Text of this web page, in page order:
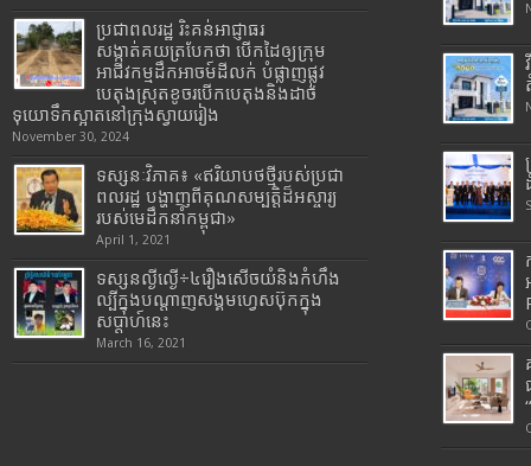
ប្រជាពលរដ្ឋ រិះគន់អាជ្ញាធរ
សង្កាត់គយត្របែកថា បើកដៃឲ្យក្រុម
អាជីវកម្មដឹកអាចម៍ដីលក់ បំផ្លាញផ្លូវ
បេតុងស្រុតខូចរបើកបេតុងនិងដាច់
ទុយោទឹកស្អាតនៅក្រុងស្វាយរៀង
November 30, 2024
ទស្សនៈវិភាគ៖ «ឥរិយាបថថ្មីរបស់ប្រជា
ពលរដ្ឋ បង្ហាញពីគុណសម្បត្តិដ៏អស្ចារ្យ
របស់មេដឹកនាំកម្ពុជា»
April 1, 2021
ទស្សនល្ងីល្ងើ÷៤រឿងសើចយំនិងកំហឹង
ល្បីក្នុងបណ្តាញសង្គមហ្វេសប៊ុកក្នុង
សប្តាហ៍នេះ
March 16, 2021